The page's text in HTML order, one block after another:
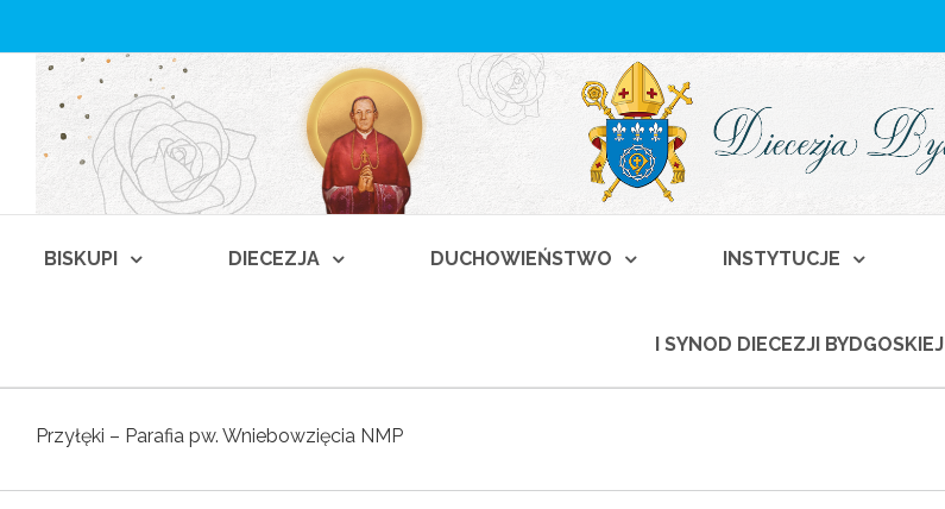
BISKUPI DIECEZJA DUCHOWIEŃSTWO INSTYTUCJE
I SYNOD DIECEZJI BYDGOSKIEJ
Przyłęki – Parafia pw. Wniebowzięcia NMP